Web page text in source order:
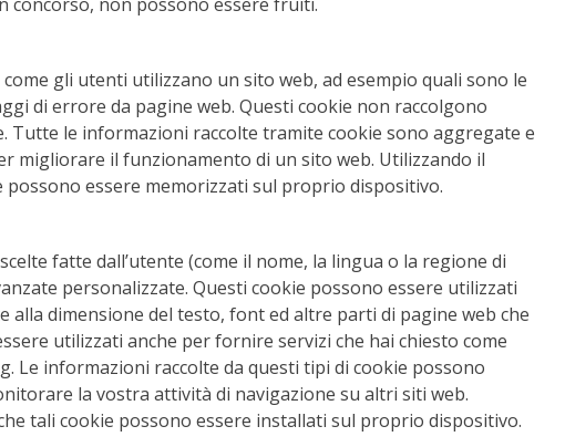
gli utenti utilizzano un sito web, ad esempio quali sono le
di errore da pagine web. Questi cookie non raccolgono
Tutte le informazioni raccolte tramite cookie sono aggregate e
migliorare il funzionamento di un sito web. Utilizzando il
possono essere memorizzati sul proprio dispositivo.
fatte dall’utente (come il nome, la lingua o la regione di
personalizzate. Questi cookie possono essere utilizzati
alla dimensione del testo, font ed altre parti di pagine web che
utilizzati anche per fornire servizi che hai chiesto come
Le informazioni raccolte da questi tipi di cookie possono
la vostra attività di navigazione su altri siti web.
tali cookie possono essere installati sul proprio dispositivo.